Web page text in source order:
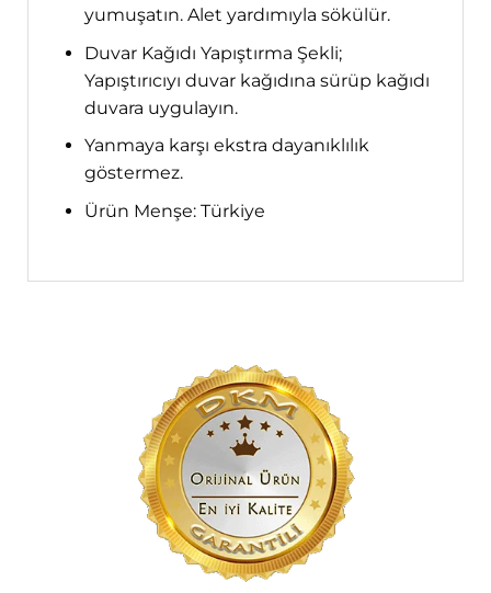
yumuşatın. Alet yardımıyla sökülür.
Duvar Kağıdı Yapıştırma Şekli;
Yapıştırıcıyı duvar kağıdına sürüp kağıdı
duvara uygulayın.
Yanmaya karşı ekstra dayanıklılık
göstermez.
Ürün Menşe: Türkiye